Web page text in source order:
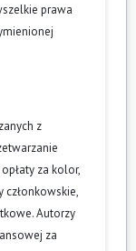
prawa
z
za kolor,
członkowskie,
Autorzy
za